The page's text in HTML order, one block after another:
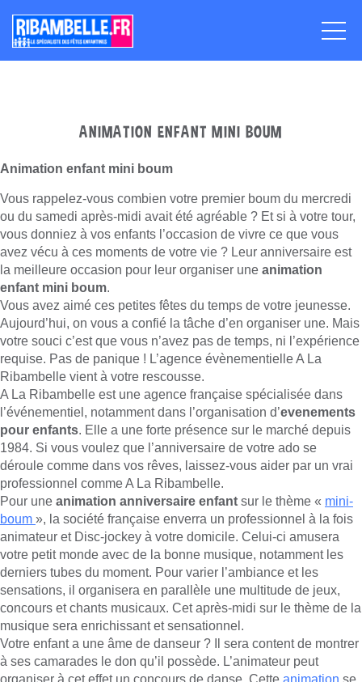
ANIMATION ENFANT MINI BOUM
Animation enfant mini boum
Vous rappelez-vous combien votre premier boum du mercredi
ou du samedi après-midi avait été agréable ? Et si à votre tour,
vous donniez à vos enfants l’occasion de vivre ce que vous
avez vécu à ces moments de votre vie ? Leur anniversaire est
la meilleure occasion pour leur organiser une animation
enfant mini boum.
Vous avez aimé ces petites fêtes du temps de votre jeunesse.
Aujourd’hui, on vous a confié la tâche d’en organiser une. Mais
votre souci c’est que vous n’avez pas de temps, ni l’expérience
requise. Pas de panique ! L’agence évènementielle A La
Ribambelle vient à votre rescousse.
A La Ribambelle est une agence française spécialisée dans
l’événementiel, notamment dans l’organisation d’evenements
pour enfants. Elle a une forte présence sur le marché depuis
1984. Si vous voulez que l’anniversaire de votre ado se
déroule comme dans vos rêves, laissez-vous aider par un vrai
professionnel comme A La Ribambelle.
Pour une animation anniversaire enfant sur le thème « mini-
boum », la société française enverra un professionnel à la fois
animateur et Disc-jockey à votre domicile. Celui-ci amusera
votre petit monde avec de la bonne musique, notamment les
derniers tubes du moment. Pour varier l’ambiance et les
sensations, il organisera en parallèle une multitude de jeux,
concours et chants musicaux. Cet après-midi sur le thème de la
musique sera enrichissant et sensationnel.
Votre enfant a une âme de danseur ? Il sera content de montrer
à ses camarades le don qu’il possède. L’animateur peut